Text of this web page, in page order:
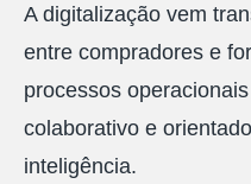
A digitalização vem
entre compradores e
processos
colaborativo e
inteligência.